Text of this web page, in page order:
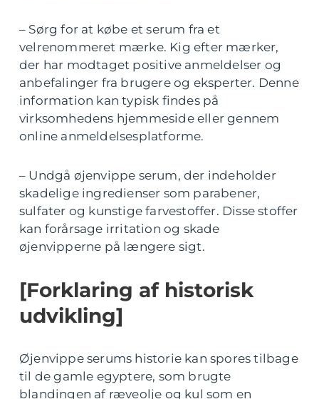
– Sørg for at købe et serum fra et
velrenommeret mærke. Kig efter mærker,
der har modtaget positive anmeldelser og
anbefalinger fra brugere og eksperter. Denne
information kan typisk findes på
virksomhedens hjemmeside eller gennem
online anmeldelsesplatforme.
– Undgå øjenvippe serum, der indeholder
skadelige ingredienser som parabener,
sulfater og kunstige farvestoffer. Disse stoffer
kan forårsage irritation og skade
øjenvipperne på længere sigt.
[Forklaring af historisk
udvikling]
Øjenvippe serums historie kan spores tilbage
til de gamle egyptere, som brugte
blandingen af ræveolje og kul som en